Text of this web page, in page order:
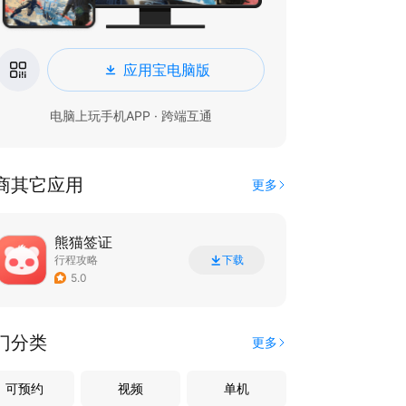
应用宝电脑版
电脑上玩手机APP · 跨端互通
其它应用 更多
熊猫签证
行程攻略
5.0
下载
分类 更多
可预约 视频 单机